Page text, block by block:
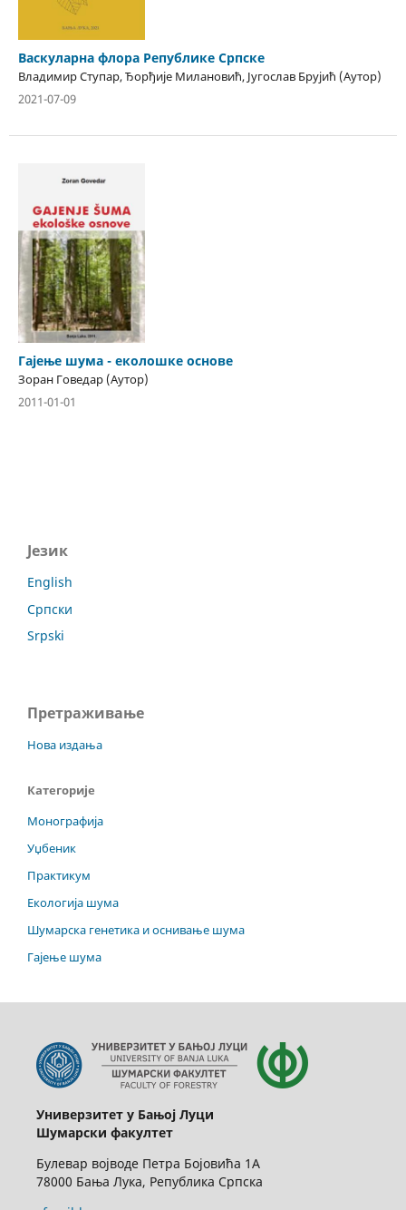
Васкуларна флора Републике Српске
Владимир Ступар, Ђорђије Милановић, Југослав Брујић (Аутор)
2021-07-09
Гајење шума - еколошке основе
Зоран Говедар (Аутор)
2011-01-01
Језик
English
Српски
Srpski
Претраживање
Нова издања
Категорије
Монографија
Уџбеник
Практикум
Екологија шума
Шумарска генетика и оснивање шума
Гајење шума
Универзитет у Бањој Луци
Шумарски факултет
Булевар војводе Петра Бојовића 1А
78000 Бања Лука, Република Српска